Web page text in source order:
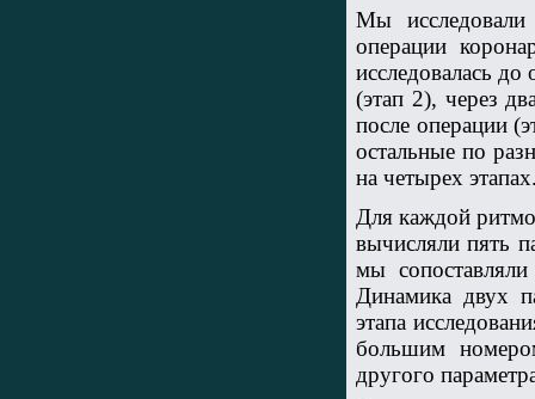
Мы
операции
исследовалась
(этап 2), через
после операции
остальные по
на четырех
Для каждой
вычисляли пять
мы
Динамика двух
этапа
большим
другого